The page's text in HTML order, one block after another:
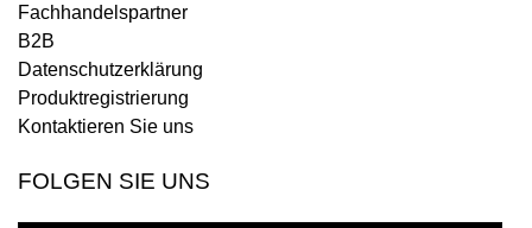
Fachhandelspartner
B2B
Datenschutzerklärung
Produktregistrierung
Kontaktieren Sie uns
FOLGEN SIE UNS